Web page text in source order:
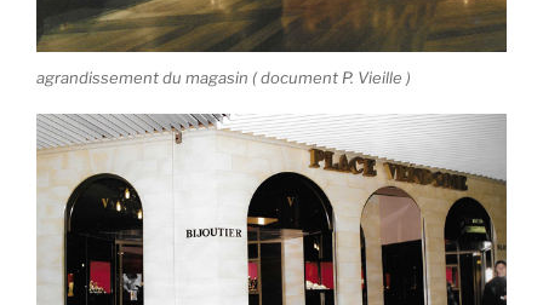
agrandissement du magasin ( document P. Vieille )